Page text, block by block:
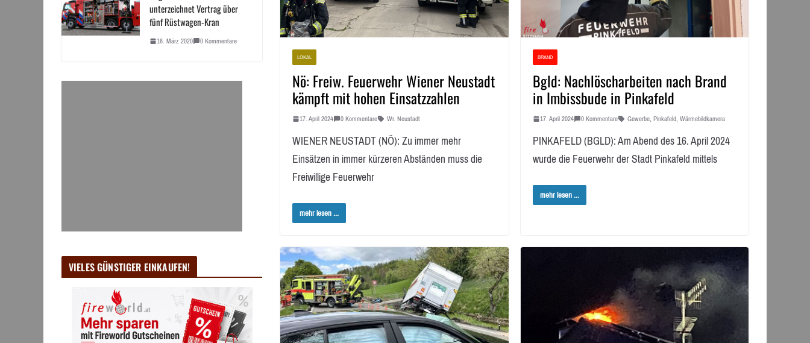
LOKAL
Nö: Freiw. Feuerwehr Wiener Neustadt
kämpft mit hohen Einsatzzahlen
17. April 2024 0 Kommentare Wr. Neustadt
WIENER NEUSTADT (NÖ): Zu immer mehr
Einsätzen in immer kürzeren Abständen muss die
Freiwillige Feuerwehr
mehr lesen ...
BRAND
Bgld: Nachlöscharbeiten nach Brand
in Imbissbude in Pinkafeld
17. April 2024 0 Kommentare Gewerbe, Pinkafeld, Wärmebildkamera
PINKAFELD (BGLD): Am Abend des 16. April 2024
wurde die Feuerwehr der Stadt Pinkafeld mittels
mehr lesen ...
unterzeichnet Vertrag über
fünf Rüstwagen-Kran
16. März 2020 0 Kommentare
VIELES GÜNSTIGER EINKAUFEN!